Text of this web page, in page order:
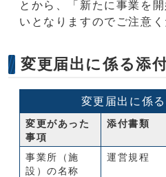
とから、「新たに事業を
いとなりますのでご注意く
変更届出に係る添
変更届出に係
変更があった
事項
添付書類
事業所（施
設）の名称
運営規程